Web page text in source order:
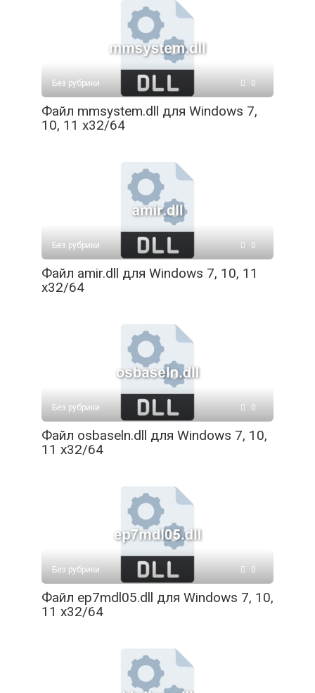
Без рубрики 0
Файл mmsystem.dll для Windows 7,
10, 11 x32/64
Без рубрики 0
Файл amir.dll для Windows 7, 10, 11
x32/64
Без рубрики 0
Файл osbaseln.dll для Windows 7, 10,
11 x32/64
Без рубрики 0
Файл ep7mdl05.dll для Windows 7, 10,
11 x32/64